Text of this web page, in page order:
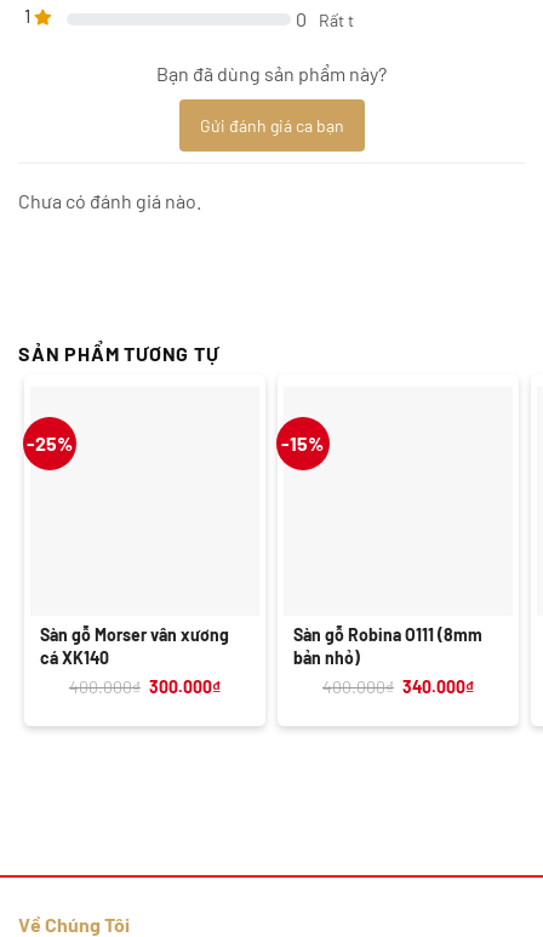
1 0 Rất t
Bạn đã dùng sản phẩm này?
Gửi đánh giá ca bạn
Chưa có đánh giá nào.
SẢN PHẨM TƯƠNG TỰ
-25%
Sàn gỗ Morser vân xương
cá XK140
400.000₫ Giá
400.000₫.
300.000₫Giá
là:
-15%
Sàn gỗ Robina O111 (8mm
bản nhỏ)
400.000₫ Giá
400.000₫.
340.000₫Giá
là:
Về Chúng Tôi